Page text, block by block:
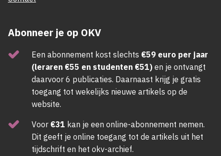
Abonneer je op OKV
Een abonnement kost slechts €59 euro per jaar
(leraren €55 en studenten €51) en je ontvangt
daarvoor 6 publicaties. Daarnaast krijg je gratis
toegang tot wekelijks nieuwe artikels op de
website.
Voor €31 kan je een online-abonnement nemen.
Dit geeft je online toegang tot de artikels uit het
tijdschrift en het okv-archief.